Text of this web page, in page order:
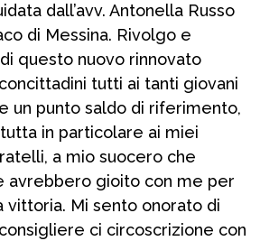
dall’avv. Antonella Russo
di Messina. Rivolgo e
questo nuovo rinnovato
tutti ai tanti giovani
un punto saldo di riferimento,
in particolare ai miei
a mio suocero che
avrebbero gioito con me per
vittoria. Mi sento onorato di
ci circoscrizione con